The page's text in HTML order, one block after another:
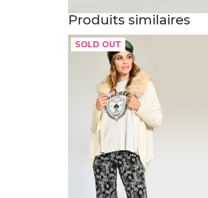
Produits similaires
SOLD OUT